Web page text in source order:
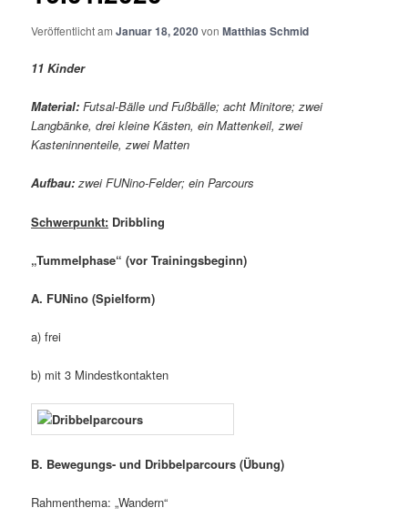
Veröffentlicht amJanuar 18, 2020vonMatthias Schmid
11 Kinder
Material: Futsal-Bälle und Fußbälle; acht Minitore;zwei
Langbänke, drei kleine Kästen, ein Mattenkeil, zwei
Kasteninnenteile, zwei Matten
Aufbau:zwei FUNino-Felder; ein Parcours
Schwerpunkt: Dribbling
„Tummelphase“ (vor Trainingsbeginn)
A. FUNino (Spielform)
a) frei
b) mit 3 Mindestkontakten
B. Bewegungs- und Dribbelparcours (Übung)
Rahmenthema: „Wandern“